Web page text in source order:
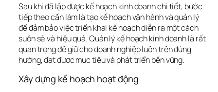
Sau khi đã lập được kế hoạch kinh doanh chi tiết, bước
tiếp theo cần làm là tạo kế hoạch vận hành và quản lý
để đảm bảo việc triển khai kế hoạch diễn ra một cách
suôn sẻ và hiệu quả. Quản lý kế hoạch kinh doanh là rất
quan trọng để giữ cho doanh nghiệp luôn trên đúng
hướng, đạt được mục tiêu và phát triển bền vững.
Xây dựng kế hoạch hoạt động